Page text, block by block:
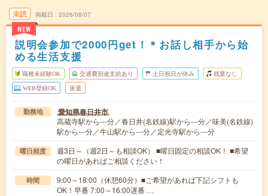
未読
NEW
掲載日 2026/08/07
説明会参加で2000円get！＊お話し相手から始
める生活支援
職種未経験OK 交通費別途支給あり 土日祝日が休み 残業なし
WEB登録OK 派遣
勤務地 愛知県春日井市
高蔵寺駅から---分／春日井(名鉄線)駅から---分／味美(名鉄線)
駅から---分／牛山駅から---分／定光寺駅から---分
曜日頻度
週3日～（週2日～も相談OK） ■曜日固定の相談OK！ ■希望
の曜日があればご相談ください！
時間
9:00～18:00（休憩60分）■ご希望があれば下記シフトも
OK！早番 7:00～16:00遅番 …